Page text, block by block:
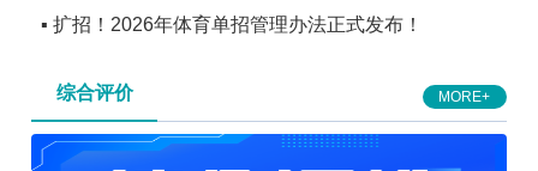
二月
海军招飞全面检测启动
三月
各省高招规定陆续公布
发布！
▪ 扩招！2026年体育单招管理办法正式发布！
综合评价 MORE+